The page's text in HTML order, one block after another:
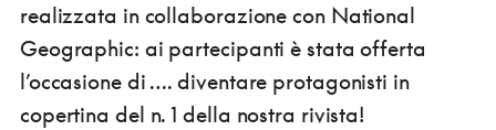
realizzata in collaborazione con National
Geographic: ai partecipanti è stata offerta
l’occasione di …. diventare protagonisti in
copertina del n. 1 della nostra rivista!